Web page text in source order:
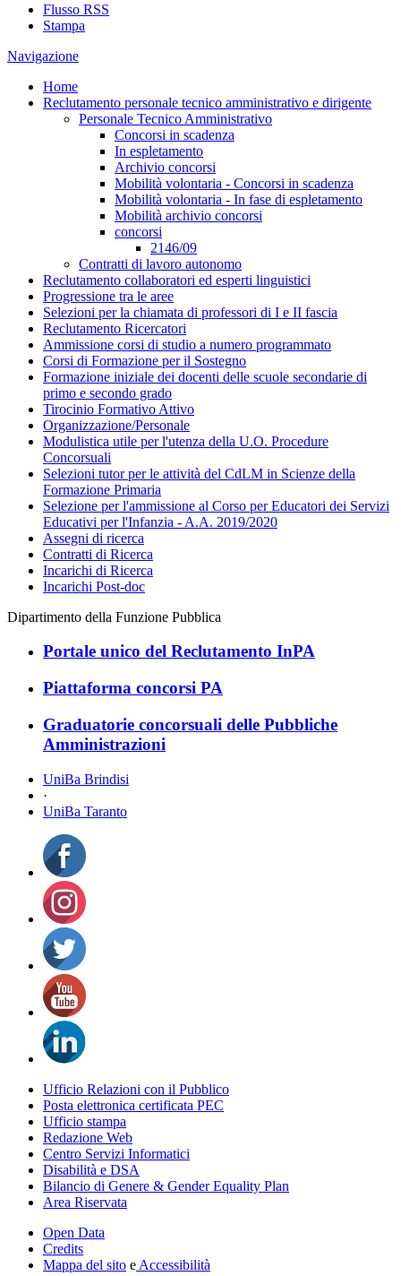
Flusso RSS
Stampa
Navigazione
Home
Reclutamento personale tecnico amministrativo e dirigente
Personale Tecnico Amministrativo
Concorsi in scadenza
In espletamento
Archivio concorsi
Mobilità volontaria - Concorsi in scadenza
Mobilità volontaria - In fase di espletamento
Mobilità archivio concorsi
concorsi
2146/09
Contratti di lavoro autonomo
Reclutamento collaboratori ed esperti linguistici
Progressione tra le aree
Selezioni per la chiamata di professori di I e II fascia
Reclutamento Ricercatori
Ammissione corsi di studio a numero programmato
Corsi di Formazione per il Sostegno
Formazione iniziale dei docenti delle scuole secondarie di
primo e secondo grado
Tirocinio Formativo Attivo
Organizzazione/Personale
Modulistica utile per l'utenza della U.O. Procedure
Concorsuali
Selezioni tutor per le attività del CdLM in Scienze della
Formazione Primaria
Selezione per l'ammissione al Corso per Educatori dei Servizi
Educativi per l'Infanzia - A.A. 2019/2020
Assegni di ricerca
Contratti di Ricerca
Incarichi di Ricerca
Incarichi Post-doc
Dipartimento della Funzione Pubblica
Portale unico del Reclutamento InPA
Piattaforma concorsi PA
Graduatorie concorsuali delle Pubbliche
Amministrazioni
UniBa Brindisi
·
UniBa Taranto
Ufficio Relazioni con il Pubblico
Posta elettronica certificata PEC
Ufficio stampa
Redazione Web
Centro Servizi Informatici
Disabilità e DSA
Bilancio di Genere & Gender Equality Plan
Area Riservata
Open Data
Credits
Mappa del sito e Accessibilità